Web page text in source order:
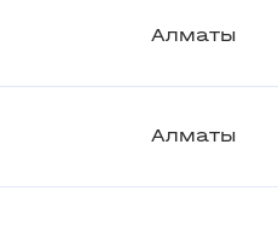
Алматы
Алматы